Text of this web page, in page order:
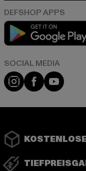
Instagram
Facebook